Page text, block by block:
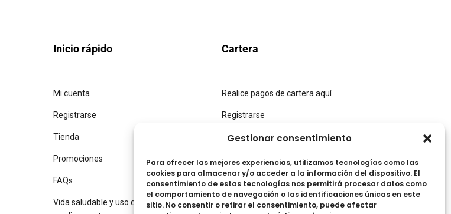
Gestionar consentimiento
Para ofrecer las mejores experiencias, utilizamos tecnologías como las
cookies para almacenar y/o acceder a la información del dispositivo. El
consentimiento de estas tecnologías nos permitirá procesar datos como
el comportamiento de navegación o las identificaciones únicas en este
sitio. No consentir o retirar el consentimiento, puede afectar
Inicio rápido
Mi cuenta
Registrarse
Tienda
Promociones
FAQs
Vida saludable y uso de
Cartera
Realice pagos de cartera aquí
Registrarse
I
s
t
a
g
r
L
n
k
e
d
i
F
c
e
b
o
o
Y
u
t
u
b
e